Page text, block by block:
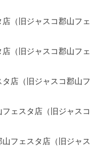
（旧ジャスコ郡山フェ
（旧ジャスコ郡山フェ
店（旧ジャスコ郡山フ
ェスタ店（旧ジャスコ
フェスタ店（旧ジャス